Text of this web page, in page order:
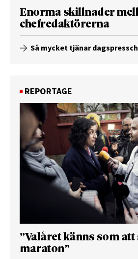
Enorma skillnader
chefredaktörerna
Så mycket tjänar
REPORTAGE
”Valåret känns som
maraton”